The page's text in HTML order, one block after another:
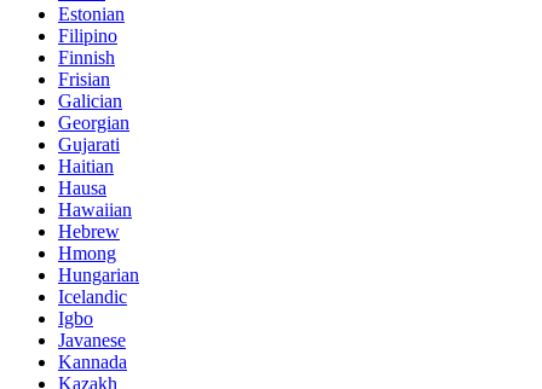
Estonian
Filipino
Finnish
Frisian
Galician
Georgian
Gujarati
Haitian
Hausa
Hawaiian
Hebrew
Hmong
Hungarian
Icelandic
Igbo
Javanese
Kannada
Kazakh